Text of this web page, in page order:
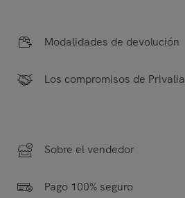
Modalidades de devolución
Los compromisos de Privalia
Sobre el vendedor
Pago 100% seguro